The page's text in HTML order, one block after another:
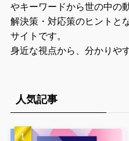
やキーワードから世の中の
解決策・対応策のヒントと
サイトです。
身近な視点から、分かりや
人気記事